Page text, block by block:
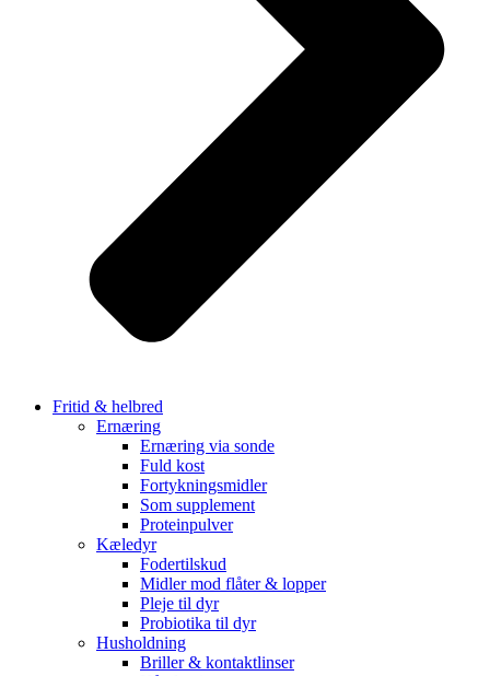
Fritid & helbred
Ernæring
Ernæring via sonde
Fuld kost
Fortykningsmidler
Som supplement
Proteinpulver
Kæledyr
Fodertilskud
Midler mod flåter & lopper
Pleje til dyr
Probiotika til dyr
Husholdning
Briller & kontaktlinser